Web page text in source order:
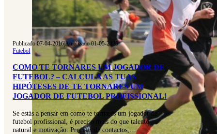
Publicado 07-04-2016|Atualizado 01-05-2026
Futebol
COMO TE TORNARES UM JOGADOR DE
FUTEBOL? – CALCULA AS TUAS
HIPÓTESES DE TE TORNARES UM
JOGADOR DE FUTEBOL PROFISSIONAL!
Se estás a pensar em como te tornares um jogador de
futebol profissional, é preciso mais do que talento
natural e motivação. Precisas de contactos,…